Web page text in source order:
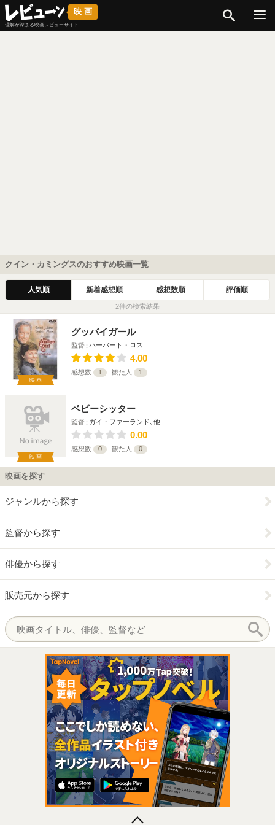
映画
理解が深まる映画レビューサイト
クイン・カミングスのおすすめ映画一覧
人気順 新着感想順 感想数順 評価順
2件の検索結果
映画
グッバイガール
監督 ハーバート・ロス
4.00
感想数 1 観た人 1
映画
ベビーシッター
監督 ガイ・ファーランド､他
0.00
感想数 0 観た人 0
映画を探す
ジャンルから探す
監督から探す
俳優から探す
販売元から探す